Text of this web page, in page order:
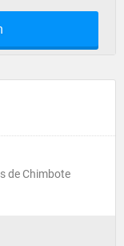
de Chimbote